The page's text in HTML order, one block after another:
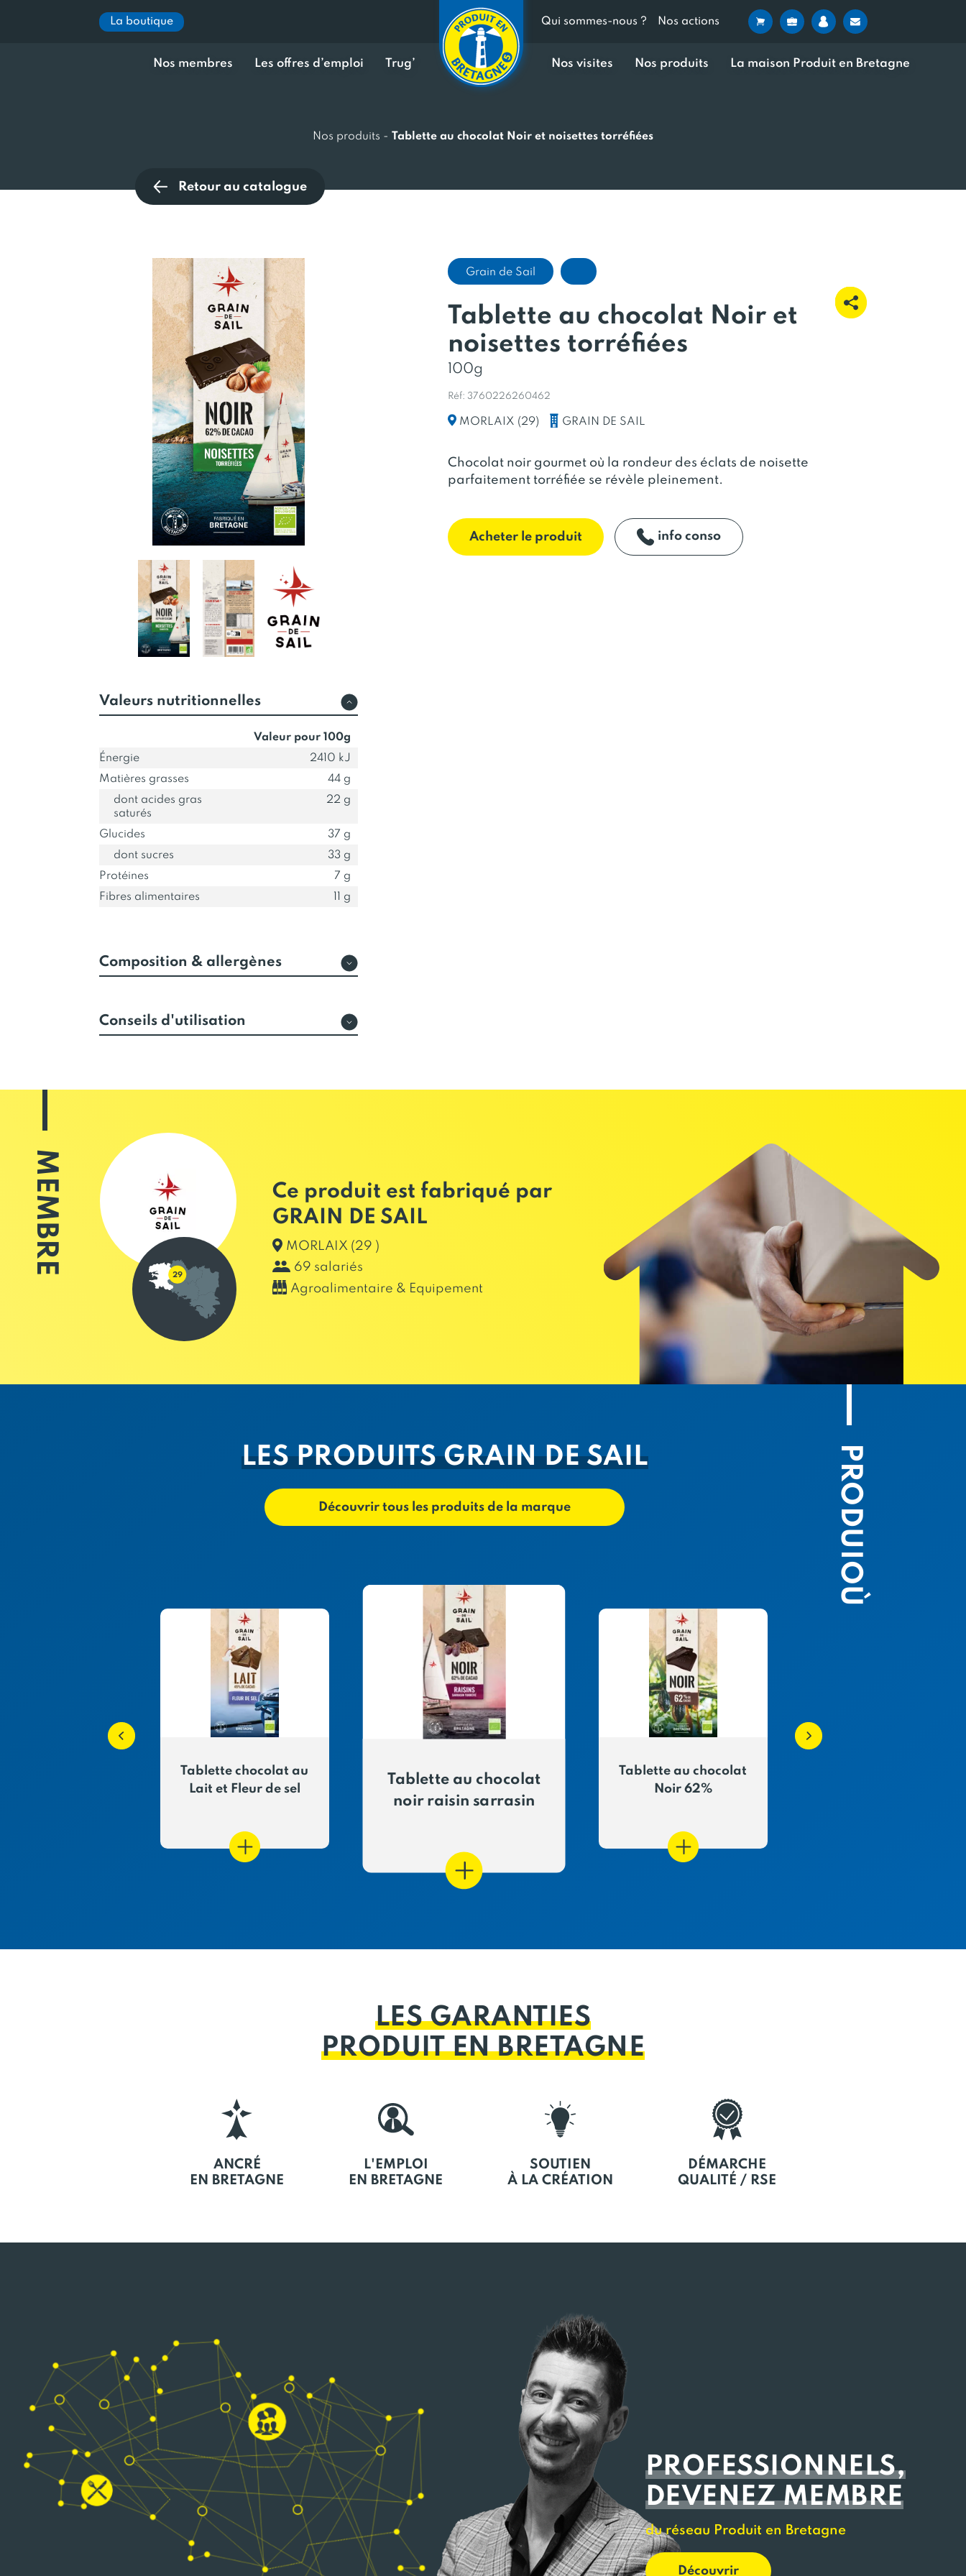
La boutique Qui sommes-nous ? Nos actions
Nos membres Les offres d’emploi Trug’ Nos visites Nos produits La maison Produit en Bretagne
Nos produits - Tablette au chocolat Noir et noisettes torréfiées
Retour au catalogue
Valeurs nutritionnelles
Valeur pour 100g
Énergie
2410 kJ
Matières grasses
44 g
dont acides gras
saturés
22 g
Glucides
37 g
dont sucres
33 g
Protéines
7 g
Fibres alimentaires
11 g
Composition & allergènes
Conseils d'utilisation
Grain de Sail
Tablette au chocolat Noir et
noisettes torréfiées
100g
Réf: 3760226260462
MORLAIX (29) GRAIN DE SAIL
Chocolat noir gourmet où la rondeur des éclats de noisette
parfaitement torréfiée se révèle pleinement.
Acheter le produit info conso
MEMBRE
Ce produit est fabriqué par
GRAIN DE SAIL
MORLAIX (29 )
69 salariés
Agroalimentaire & Equipement
PRODUIOÙ
LES PRODUITS GRAIN DE SAIL
Découvrir tous les produits de la marque
Tablette chocolat au
Lait et Fleur de sel
Tablette au chocolat
noir raisin sarrasin
Tablette au chocolat
Noir 62%
LES GARANTIES
PRODUIT EN BRETAGNE
ANCRÉ
EN BRETAGNE
L'EMPLOI
EN BRETAGNE
SOUTIEN
À LA CRÉATION
DÉMARCHE
QUALITÉ / RSE
PROFESSIONNELS,
DEVENEZ MEMBRE
du réseau Produit en Bretagne
Découvrir